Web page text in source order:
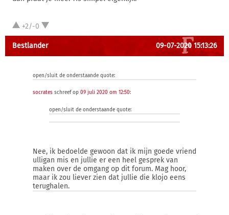
+2/-0
Bestlander 09-07-2020 15:13:26
open/sluit de onderstaande quote:
socrates schreef op 09 juli 2020 om 12:50:
open/sluit de onderstaande quote:
Nee, ik bedoelde gewoon dat ik mijn goede vriend
ulligan mis en jullie er een heel gesprek van
maken over de omgang op dit forum. Mag hoor,
maar ik zou liever zien dat jullie die klojo eens
terughalen.